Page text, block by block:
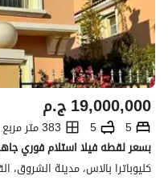
ج.م19,000,000
5
5
383 متر مربع
كليوباترا بالاس، مدينة الشروق،